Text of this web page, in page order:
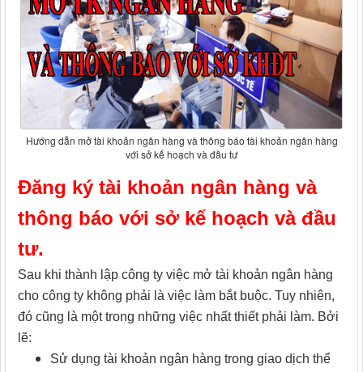
Hướng dẫn mở tài khoản ngân hàng và thông báo tài khoản ngân hàng
với sở kế hoạch và đầu tư
Đăng ký tài khoản ngân hàng và
thông báo với sở kế hoạch và đầu
tư.
Sau khi thành lập công ty việc mở tài khoản ngân hàng
cho công ty không phải là việc làm bắt buộc. Tuy nhiên,
đó cũng là một trong những việc nhất thiết phải làm. Bởi
lẽ:
Sử dụng tài khoản ngân hàng trong giao dịch thể